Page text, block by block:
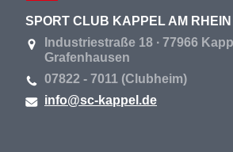
SPORT CLUB KAPPEL AM RHEIN
Industriestraße 18 ∙ 77966
Grafenhausen
07822 - 7011 (Clubheim)
info@sc-kappel.de